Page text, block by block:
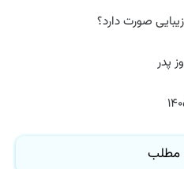
صورت دارد؟
پدر
مطلب